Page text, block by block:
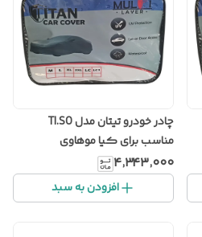
چادر خودرو تیتان مدل TI.SO
مناسب برای کیا موهاوی
۴٬۳۴۳٬۰۰۰
افزودن به سبد